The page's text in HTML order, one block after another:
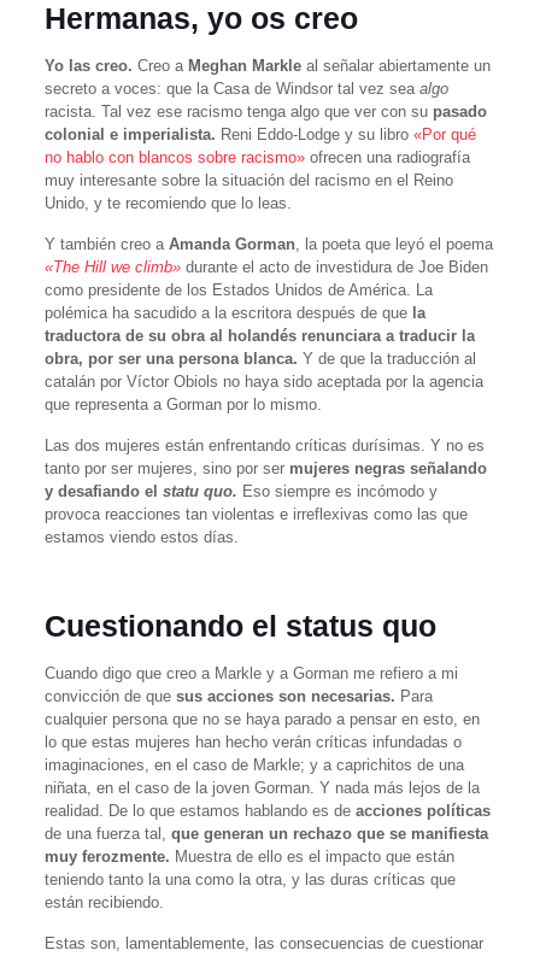
Hermanas, yo os creo
Yo las creo. Creo a Meghan Markleal señalar abiertamente un
secreto a voces: que la Casa de Windsor tal vez sea algo
racista. Tal vez ese racismo tenga algo que ver con su pasado
colonial e imperialista. Reni Eddo-Lodge y su libro «Por qué
no hablo con blancos sobre racismo»ofrecen una radiografía
muy interesante sobre la situación del racismo en el Reino
Unido, y te recomiendo que lo leas.
Y también creo a Amanda Gorman, la poeta que leyó el poema
«The Hill we climb»durante el acto de investidura de Joe Biden
como presidente de los Estados Unidos de América. La
polémica ha sacudido a la escritora después de que la
traductora de su obra al holandés renunciara a traducir la
obra, por ser una persona blanca. Y de que la traducción al
catalán por Víctor Obiols no haya sido aceptada por la agencia
que representa a Gorman por lo mismo.
Las dos mujeres están enfrentando críticas durísimas. Y no es
tanto por ser mujeres, sino por sermujeres negras señalando
y desafiando el statu quo. Eso siempre es incómodo y
provoca reacciones tan violentas e irreflexivas como las que
estamos viendo estos días.
Cuestionando el status quo
Cuando digo que creo a Markle y a Gorman me refiero a mi
convicción de que sus acciones son necesarias. Para
cualquier persona que no se haya parado a pensar en esto, en
lo que estas mujeres han hecho verán críticas infundadas o
imaginaciones, en el caso de Markle; y a caprichitos de una
niñata, en el caso de la joven Gorman. Y nada más lejos de la
realidad. De lo que estamos hablando es de acciones políticas
de una fuerza tal, que generan un rechazo que se manifiesta
muy ferozmente. Muestra de ello es el impacto que están
teniendo tanto la una como la otra, y las duras críticas que
están recibiendo.
Estas son, lamentablemente, las consecuencias de cuestionar